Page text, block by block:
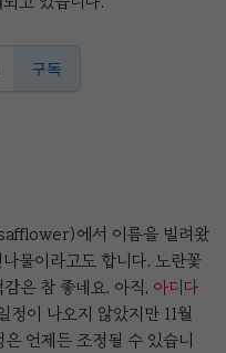
에서 이름을 빌려왔
물이라고도 합니다. 노란꽃
은 참 좋네요. 아직, 아디다
정이 나오지 않았지만 11월
언제든 조정될 수 있습니